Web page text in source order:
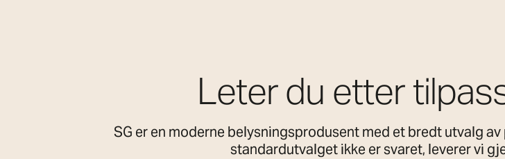
Leter du etter
SG er en moderne belysningsprodusent med et bredt utvalg
standardutvalget ikke er svaret, leverer vi